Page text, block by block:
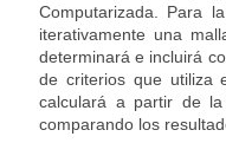
Computarizada. Para
iterativamente una
determinará e incluirá
de criterios que utiliza
calculará a partir de
comparando los